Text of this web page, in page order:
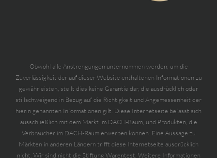
Obwohl alle Anstrengungen unternommen werden, um die
Zuverlässigkeit der auf dieser Website enthaltenen Informationen zu
gewährleisten, stellt dies keine Garantie dar, die ausdrücklich oder
stillschweigend in Bezug auf die Richtigkeit und Angemessenheit der
hierin genannten Informationen gilt. Diese Internetseite befasst sich
ausschließlich mit dem Markt im DACH-Raum, und Produkten, die
Verbraucher im DACH-Raum erwerben können. Eine Aussage zu
Märkten in anderen Ländern trifft diese Internetseite ausdrücklich
nicht. Wir sind nicht die Stiftung Warentest. Weitere Informationen